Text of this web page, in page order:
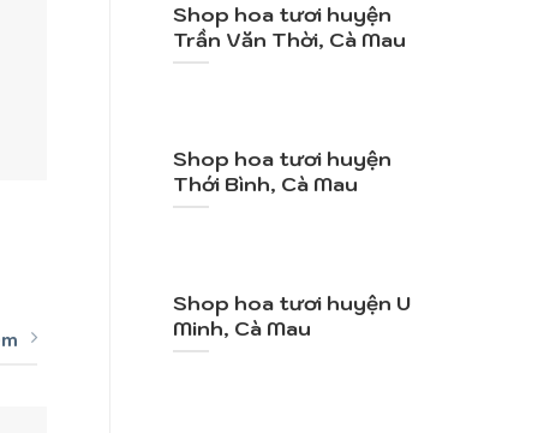
Mã SP: TY085
Shop hoa tươi huyện
Trần Văn Thời, Cà Mau
Shop hoa tươi huyện
Thới Bình, Cà Mau
Shop hoa tươi huyện U
Minh, Cà Mau